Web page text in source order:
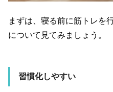
まずは、寝る前に筋トレを
について見てみましょう。
習慣化しやすい